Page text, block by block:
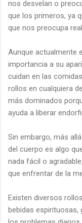
nos desvelan o
que los primeros, ya
que nos preocupa
Aunque actualmente
importancia a su
cuidan en las
rollos en cualquiera
más dominados
ayuda a liberar
Sin embargo, más
del cuerpo es algo
nada fácil o
que enfrentar de la
Existen diversos
bebidas espirituosas,